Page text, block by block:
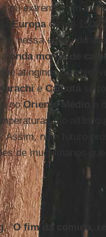
ou extremo. Um
Europadesde 1500
nessa época do
onda mortal de
atingindo os
eCalcutá
se
noOriente Médio
tão altas
Assim, num futuro
de muçulmanos
, “O fim da comida,